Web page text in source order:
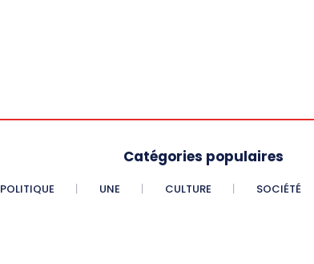
Catégories populaires
POLITIQUE UNE CULTURE SOCIÉTÉ